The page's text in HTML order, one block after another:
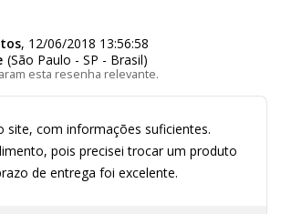
esta resenha relevante.
, 12/06/2018 13:56:58
(São Paulo - SP - Brasil)
site, com informações suficientes.
pois precisei trocar um produto
de entrega foi excelente.